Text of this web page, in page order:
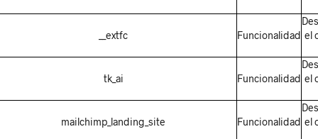
__extfc Funcionalidad el
tk_ai Funcionalidad el
mailchimp_landing_site Funcionalidad el